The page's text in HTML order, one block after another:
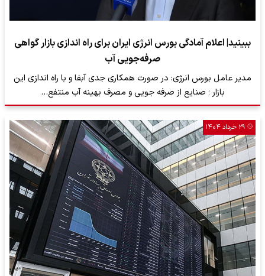
ببینید| اعلام آمادگی بورس انرژی ایران برای راه اندازی بازار گواهی
صرفه‌جویی آب
مدیر عامل بورس انرژی: در صورت همکاری جدی آبفا و با راه اندازی این
بازار ؛ صنایع از صرفه جویی و مصرف بهینه آب منتفع…
۲۹ خرداد ۱۴۰۴